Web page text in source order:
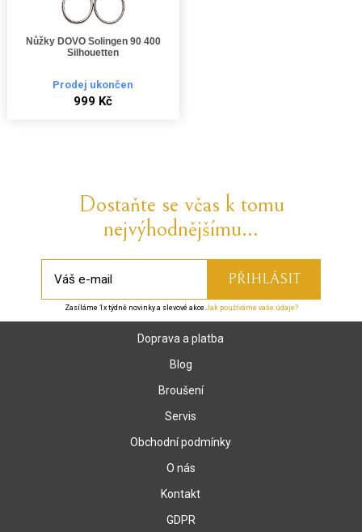
Nůžky DOVO Solingen 90 400
Silhouetten
Prodej ukončen
999 Kč
Dostaňte se včas k tomu
nejvýhodnějšímu...
Zasíláme 1x týdně novinky a slevové akce. Jak používáme vaše údaje?
Doprava a platba
Blog
Broušení
Servis
Obchodní podmínky
O nás
Kontakt
GDPR